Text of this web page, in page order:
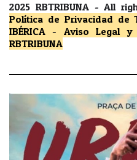
2025 RBTRIBUNA -All
Política de Privacidad de
IBÉRICA - Aviso Legal y
RBTRIBUNA